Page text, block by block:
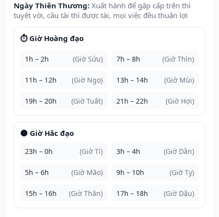
Ngày Thiên Thương: Xuất hành để gặp cấp trên thì
tuyệt vời, cầu tài thì được tài, mọi việc đều thuận lợi
⏱️ Giờ Hoàng đạo
1h – 2h (Giờ Sửu) 7h – 8h (Giờ Thìn)
11h – 12h (Giờ Ngọ) 13h – 14h (Giờ Mùi)
19h – 20h (Giờ Tuất) 21h – 22h (Giờ Hợi)
🌑 Giờ Hắc đạo
23h – 0h (Giờ Tí) 3h – 4h (Giờ Dần)
5h – 6h (Giờ Mão) 9h – 10h (Giờ Tỵ)
15h – 16h (Giờ Thân) 17h – 18h (Giờ Dậu)